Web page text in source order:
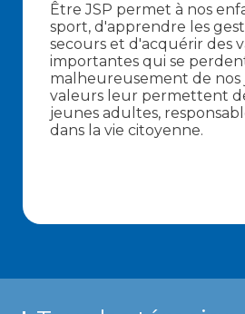
Être JSP permet à nos
sport, d'apprendre les
secours et d'acquérir des
importantes qui se
malheureusement de nos
valeurs leur permettent
jeunes adultes,
dans la vie citoyenne.